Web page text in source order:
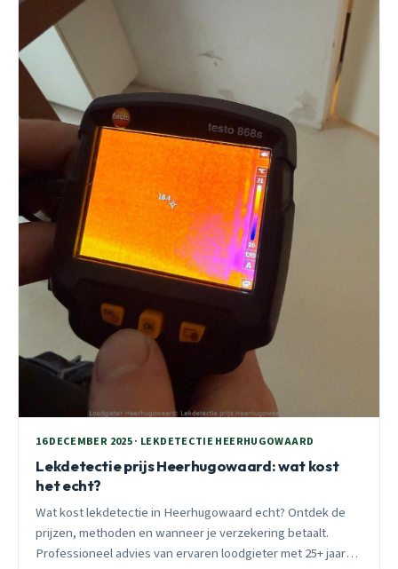
16 DECEMBER 2025 · LEKDETECTIE HEERHUGOWAARD
Lekdetectie prijs Heerhugowaard: wat kost
het echt?
Wat kost lekdetectie in Heerhugowaard echt? Ontdek de
prijzen, methoden en wanneer je verzekering betaalt.
Professioneel advies van ervaren loodgieter met 25+ jaar